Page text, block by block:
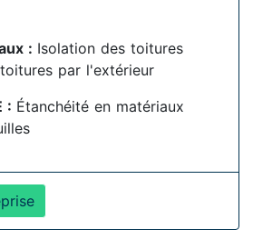
: Isolation des toitures
par l'extérieur
: Étanchéité en matériaux